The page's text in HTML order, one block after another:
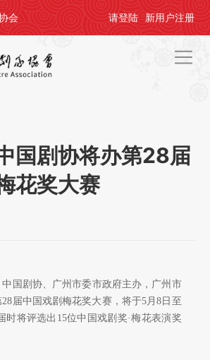
会 请登陆 新用户注册
国剧协将办第28届
花奖大赛
剧协、广州市委市政府主办，广州市
届中国戏剧梅花奖大赛，将于5月8日至
时将评选出15位中国戏剧奖·梅花表演奖